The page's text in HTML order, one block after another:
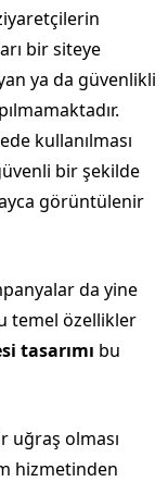
bir siteye
ya da güvenlikli
kullanılması
bir şekilde
görüntülenir
da yine
temel özellikler
tasarımı bu
uğraş olması
hizmetinden